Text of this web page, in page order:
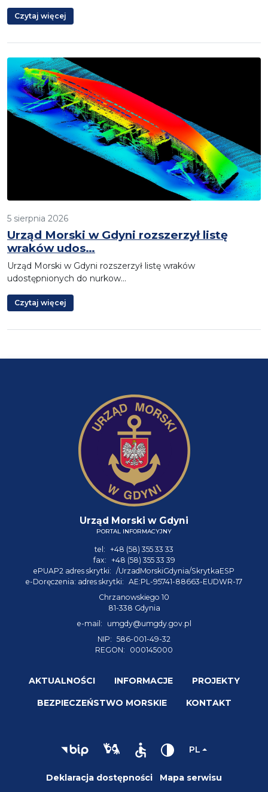
Czytaj więcej
5 sierpnia 2026
Urząd Morski w Gdyni rozszerzył listę
wraków udos…
Urząd Morski w Gdyni rozszerzył listę wraków
udostępnionych do nurkow…
Czytaj więcej
Urząd Morski w Gdyni
PORTAL INFORMACYJNY
tel: +48 (58) 355 33 33
fax: +48 (58) 355 33 39
ePUAP2 adres skrytki: /UrzadMorskiGdynia/SkrytkaESP
e-Doręczenia: adres skrytki: AE:PL-95741-88663-EUDWR-17
Chrzanowskiego 10
81-338 Gdynia
e-mail:
umgdy@umgdy.gov.pl
NIP: 586-001-49-32
REGON:
000145000
AKTUALNOŚCI INFORMACJE PROJEKTY
BEZPIECZEŃSTWO MORSKIE KONTAKT
PL
Deklaracja dostępności Mapa serwisu